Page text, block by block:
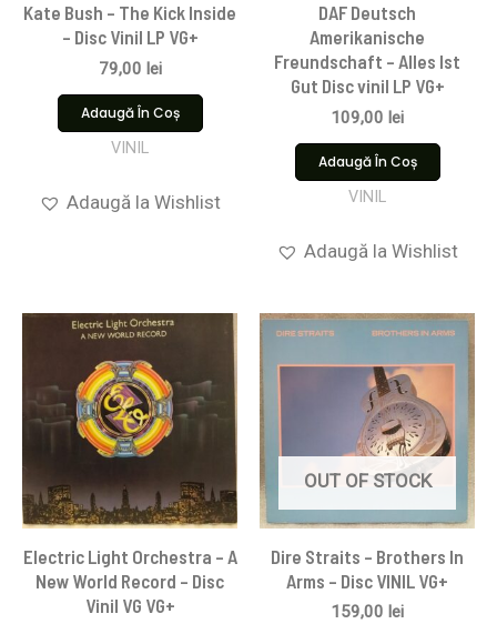
Kate Bush – The Kick Inside
– Disc Vinil LP VG+
79,00 lei
Adaugă În Coș
VINIL
Adaugă la Wishlist
DAF Deutsch
Amerikanische
Freundschaft – Alles Ist
Gut Disc vinil LP VG+
109,00 lei
Adaugă În Coș
VINIL
Adaugă la Wishlist
Electric Light Orchestra – A
New World Record – Disc
Vinil VG VG+
OUT OF STOCK
Dire Straits ‎– Brothers In
Arms – Disc VINIL VG+
159,00 lei